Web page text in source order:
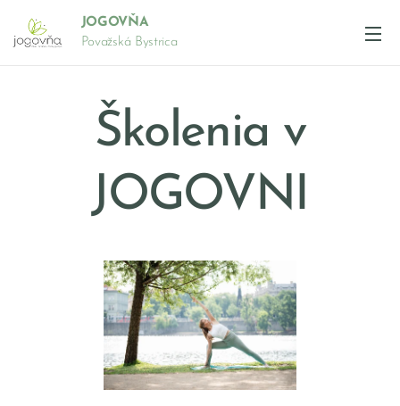
JOGOVŇA
Považská Bystrica
Školenia v
JOGOVNI